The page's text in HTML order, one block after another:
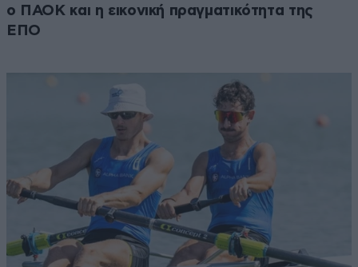
ο ΠΑΟΚ και η εικονική πραγματικότητα της
ΕΠΟ